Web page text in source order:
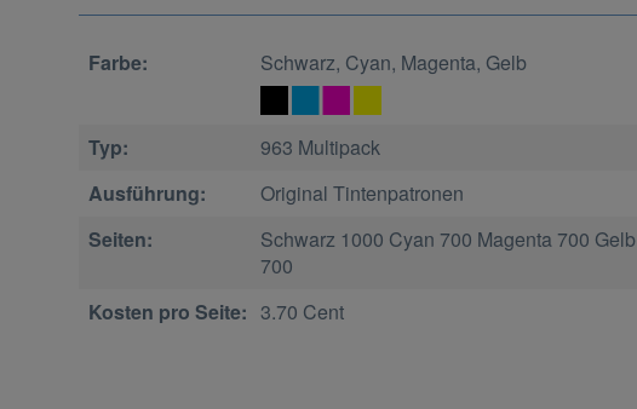
Farbe: Schwarz, Cyan, Magenta, Gelb
Typ:
963 Multipack
Ausführung:
Original Tintenpatronen
Seiten:
Schwarz 1000 Cyan 700 Magenta 700 Gelb
700
Kosten pro Seite: 3.70 Cent